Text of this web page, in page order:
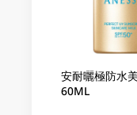
安耐曬極防水
60ML